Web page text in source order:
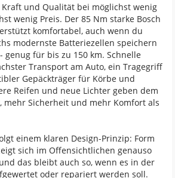
und Qualität bei möglichst wenig
wenig Preis. Der 85 Nm starke Bosch
komfortabel, auch wenn du
modernste Batteriezellen speichern
genug für bis zu 150 km. Schnelle
Transport am Auto, ein Tragegriff
Gepäckträger für Körbe und
Reifen und neue Lichter geben dem
mehr Sicherheit und mehr Komfort als
einem klaren Design-Prinzip: Form
sich im Offensichtlichen genauso
das bleibt auch so, wenn es in der
oder repariert werden soll.